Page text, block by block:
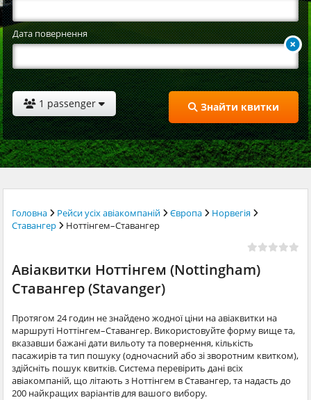
Дата повернення
1 passenger Знайти квитки
Головна Рейси усіх авіакомпаній Європа
Норвегія
Ставангер
Ноттінгем–Ставангер
Авіаквитки Ноттінгем (Nottingham)
Ставангер (Stavanger)
Протягом 24 годин не знайдено жодної ціни на авіаквитки на
маршруті Ноттінгем–Ставангер. Використовуйте форму вище та,
вказавши бажані дати вильоту та повернення, кількість
пасажирів та тип пошуку (одночасний або зі зворотним квитком),
здійсніть пошук квитків. Система перевірить дані всіх
авіакомпаній, що літають з Ноттінгем в Ставангер, та надасть до
200 найкращих варіантів для вашого вибору.